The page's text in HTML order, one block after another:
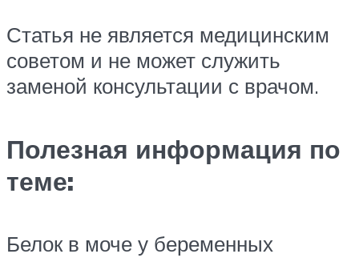
Статья не является медицинским
советом и не может служить
заменой консультации с врачом.
Полезная информация по
теме:
Белок в моче у беременных